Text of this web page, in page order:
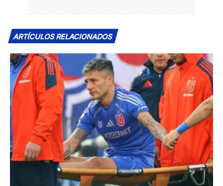
ARTÍCULOS RELACIONADOS